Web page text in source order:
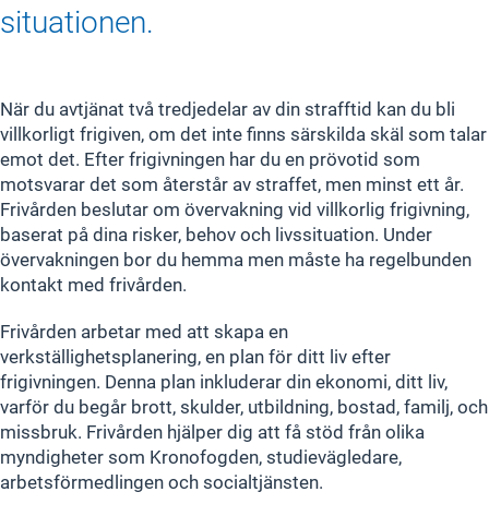
situationen.
När du avtjänat två tredjedelar av din strafftid kan du bli
villkorligt frigiven, om det inte finns särskilda skäl som talar
emot det. Efter frigivningen har du en prövotid som
motsvarar det som återstår av straffet, men minst ett år.
Frivården beslutar om övervakning vid villkorlig frigivning,
baserat på dina risker, behov och livssituation. Under
övervakningen bor du hemma men måste ha regelbunden
kontakt med frivården.
Frivården arbetar med att skapa en
verkställighetsplanering, en plan för ditt liv efter
frigivningen. Denna plan inkluderar din ekonomi, ditt liv,
varför du begår brott, skulder, utbildning, bostad, familj, och
missbruk. Frivården hjälper dig att få stöd från olika
myndigheter som Kronofogden, studievägledare,
arbetsförmedlingen och socialtjänsten.